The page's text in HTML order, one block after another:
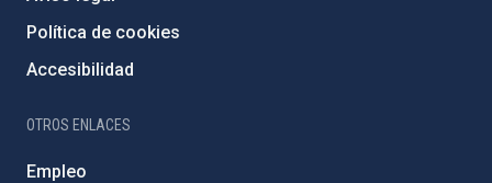
Política de cookies
Accesibilidad
OTROS ENLACES
Empleo